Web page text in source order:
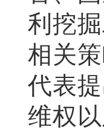
利挖
相关
代表
维权